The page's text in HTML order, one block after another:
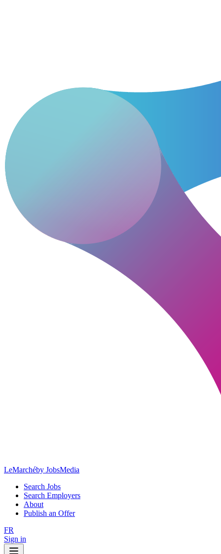
LeMarchéby JobsMedia
Search Jobs
Search Employers
About
Publish an Offer
FR
Sign in